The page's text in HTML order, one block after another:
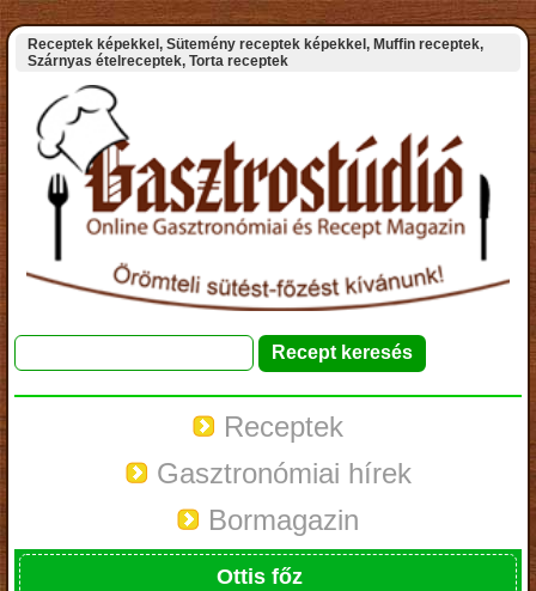
Receptek képekkel, Sütemény receptek képekkel, Muffin receptek,
Szárnyas ételreceptek, Torta receptek
Receptek
Gasztronómiai hírek
Bormagazin
Ottis főz